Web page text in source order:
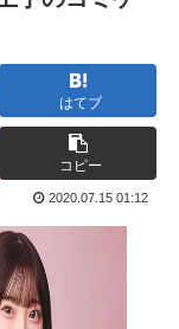
ン」にありがち...
わしだった...
に海外がびっく...
激しい揺れでも...
手で頭を押し返...
する目的の漫画...
切り抜いたVt...
はてブ
コピー
2020.07.15 01:12